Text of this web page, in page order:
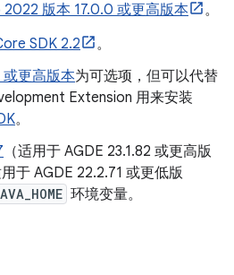
2022 版本 17.0.0 或更高版本
。
SDK 2.2
。
更高版本为可选项，但可以代替
Extension 用来安装
。
（适用于 AGDE 23.1.82 或更高版
用于 AGDE 22.2.71 或更低版
环境变量。